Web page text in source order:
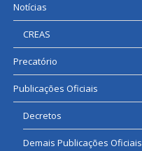
Notícias
CREAS
Precatório
Publicações Oficiais
Decretos
Demais Publicações Oficiais